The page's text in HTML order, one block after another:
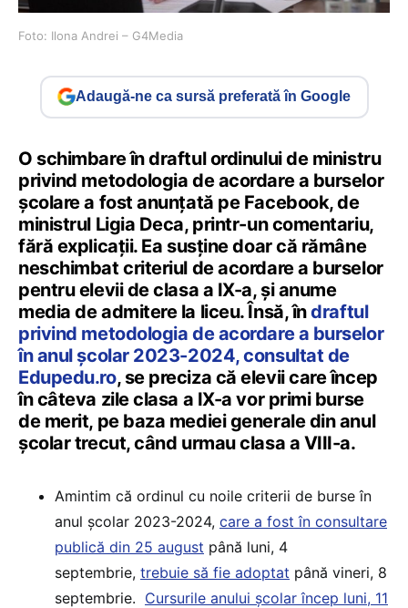
Foto: Ilona Andrei – G4Media
Adaugă-ne ca sursă preferată în Google
O schimbare în draftul ordinului de ministru
privind metodologia de acordare a burselor
școlare a fost anunțată pe Facebook, de
ministrul Ligia Deca, printr-un comentariu,
fără explicații. Ea susține doar că rămâne
neschimbat criteriul de acordare a burselor
pentru elevii de clasa a IX-a, și anume
media de admitere la liceu. Însă, îndraftul
privind metodologia de acordare a burselor
în anul școlar 2023-2024, consultat de
Edupedu.ro, se preciza că elevii care încep
în câteva zile clasa a IX-a vor primi burse
de merit, pe baza mediei generale din anul
școlar trecut, când urmau clasa a VIII-a.
Amintim că ordinul cu noile criterii de burse în
anul școlar 2023-2024, care a fost în consultare
publică din 25 august până luni, 4
septembrie, trebuie să fie adoptat până vineri, 8
septembrie. Cursurile anului școlar încep luni, 11